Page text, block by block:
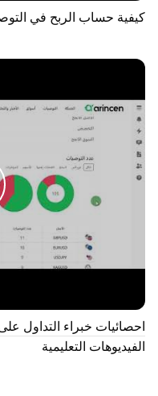
كيفية حساب الربح في
احصائيات خبراء التداول
الفيديوهات التعليمية